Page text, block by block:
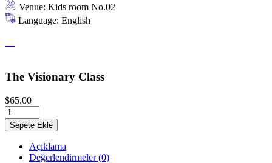
Venue: Kids room No.02
Language: English
The Visionary Class
$65.00
Sepete Ekle
Açıklama
Değerlendirmeler (0)